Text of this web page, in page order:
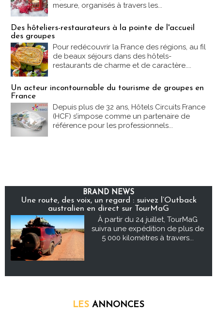
mesure, organisés à travers les...
Des hôteliers-restaurateurs à la pointe de l'accueil
des groupes
Pour redécouvrir la France des régions, au fil
de beaux séjours dans des hôtels-
restaurants de charme et de caractère....
Un acteur incontournable du tourisme de groupes en
France
Depuis plus de 32 ans, Hôtels Circuits France
(HCF) s’impose comme un partenaire de
référence pour les professionnels...
BRAND NEWS
Une route, des voix, un regard : suivez l’Outback
australien en direct sur TourMaG
À partir du 24 juillet, TourMaG
suivra une expédition de plus de
5 000 kilomètres à travers...
LES ANNONCES